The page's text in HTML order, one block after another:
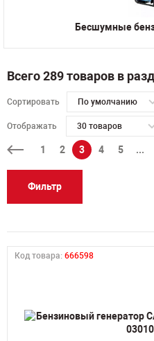
Бесшумные
Всего 289 товаров в
Сортировать По умолчанию
Отображать 30 товаров
1 2 3 4 5 ...
Фильтр
Код товара: 666598